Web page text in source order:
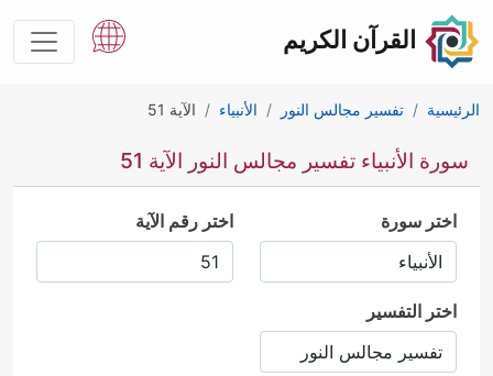
القرآن الكريم
الرئيسية تفسير مجالس النور الأنبياء الآية 51
سورة الأنبياء تفسير مجالس النور الآية 51
اختر سورة اختر رقم الآية
اختر التفسير